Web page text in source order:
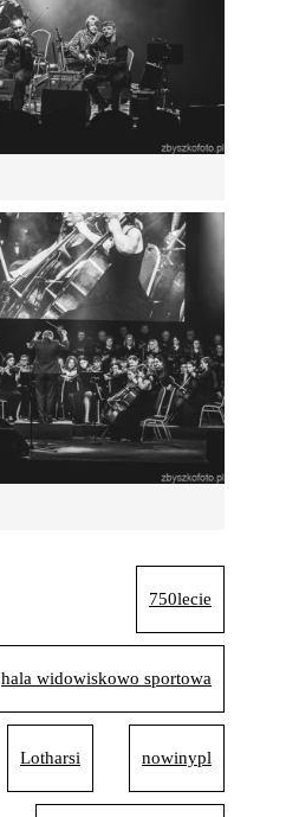
750lecie
hala widowiskowo sportowa
Lotharsi nowinypl